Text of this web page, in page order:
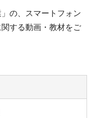
の、スマートフォン
する動画・教材をご